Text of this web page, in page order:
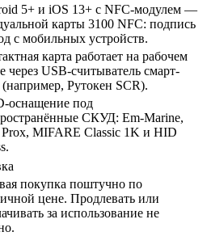
5+ и iOS 13+ с NFC-модулем —
карты 3100 NFC: подпись
с мобильных устройств.
карта работает на рабочем
через USB-считыватель смарт-
(например, Рутокен SCR).
оснащение под
СКУД: Em-Marine,
MIFARE Classic 1K и HID
покупка поштучно по
цене. Продлевать или
за использование не